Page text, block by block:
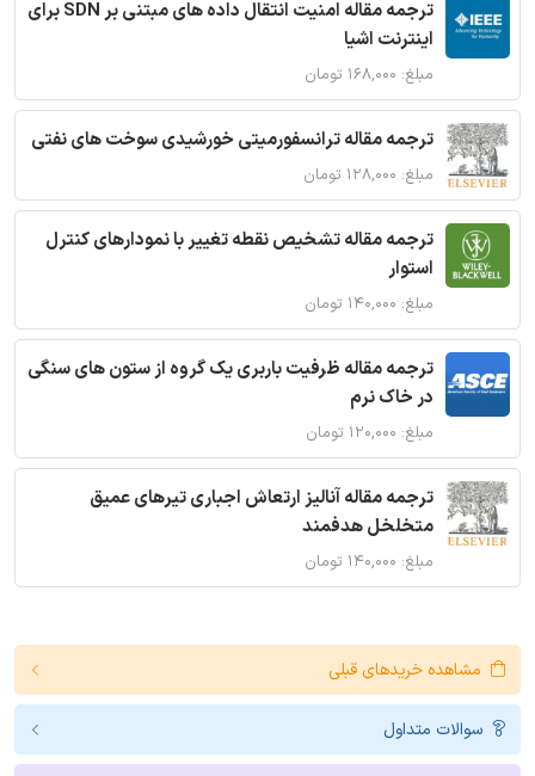
ترجمه مقاله امنیت انتقال داده های مبتنی بر SDN برای
اینترنت اشیا
مبلغ: ۱۶۸,۰۰۰ تومان
ترجمه مقاله ترانسفورمیتی خورشیدی سوخت های نفتی
مبلغ: ۱۲۸,۰۰۰ تومان
ترجمه مقاله تشخیص نقطه تغییر با نمودارهای کنترل
استوار
مبلغ: ۱۴۰,۰۰۰ تومان
ترجمه مقاله ظرفیت باربری یک گروه از ستون های سنگی
در خاک نرم
مبلغ: ۱۲۰,۰۰۰ تومان
ترجمه مقاله آنالیز ارتعاش اجباری تیرهای عمیق
متخلخل هدفمند
مبلغ: ۱۴۰,۰۰۰ تومان
مشاهده خریدهای قبلی
سوالات متداول